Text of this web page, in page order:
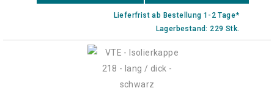
Lieferfrist ab Bestellung 1-2 Tage*
Lagerbestand: 229 Stk.